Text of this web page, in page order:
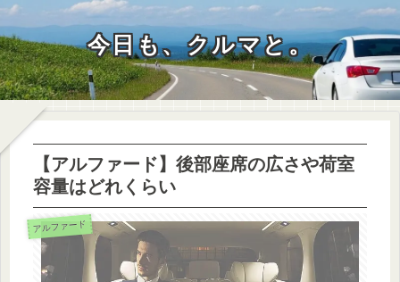
今日も、クルマと。
【アルファード】後部座席の広さや荷室
容量はどれくらい
アルファード